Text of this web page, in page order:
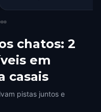
chatos: 2
em
casais
pistas juntos e